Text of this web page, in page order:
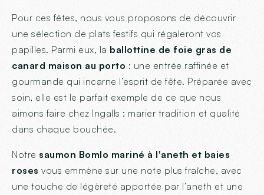
Pour ces fêtes, nous vous proposons de découvrir
une sélection de plats festifs qui régaleront vos
papilles. Parmi eux, la ballottine de foie gras de
canard maison au porto : une entrée raffinée et
gourmande qui incarne l’esprit de fête. Préparée avec
soin, elle est le parfait exemple de ce que nous
aimons faire chez Ingalls : marier tradition et qualité
dans chaque bouchée.
Notre saumon Bomlo mariné à l'aneth et baies
roses vous emmène sur une note plus fraîche, avec
une touche de légèreté apportée par l’aneth et une